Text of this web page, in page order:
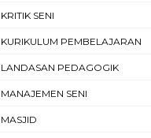
KRITIK SENI
KURIKULUM PEMBELAJARAN
LANDASAN PEDAGOGIK
MANAJEMEN SENI
MASJID